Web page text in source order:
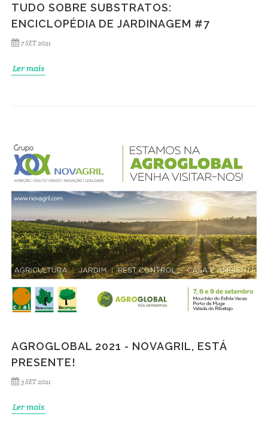
TUDO SOBRE SUBSTRATOS:
ENCICLOPÉDIA DE JARDINAGEM #7
7 SET 2021
Ler mais
AGROGLOBAL 2021 - NOVAGRIL, ESTÁ
PRESENTE!
3 SET 2021
Ler mais